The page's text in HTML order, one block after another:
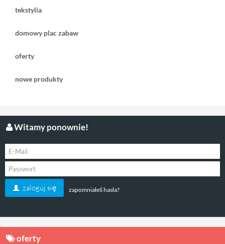
tekstylia
domowy plac zabaw
oferty
nowe produkty
Witamy ponownie!
zaloguj się zapomniałeś hasła?
oferty